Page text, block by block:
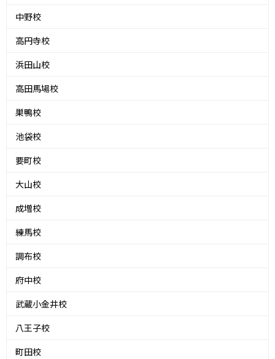
中野校
高円寺校
浜田山校
高田馬場校
巣鴨校
池袋校
要町校
大山校
成増校
練馬校
調布校
府中校
武蔵小金井校
八王子校
町田校